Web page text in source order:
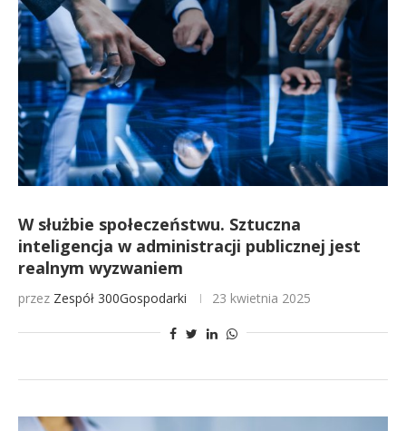
W służbie społeczeństwu. Sztuczna
inteligencja w administracji publicznej jest
realnym wyzwaniem
przez Zespół 300Gospodarki 23 kwietnia 2025